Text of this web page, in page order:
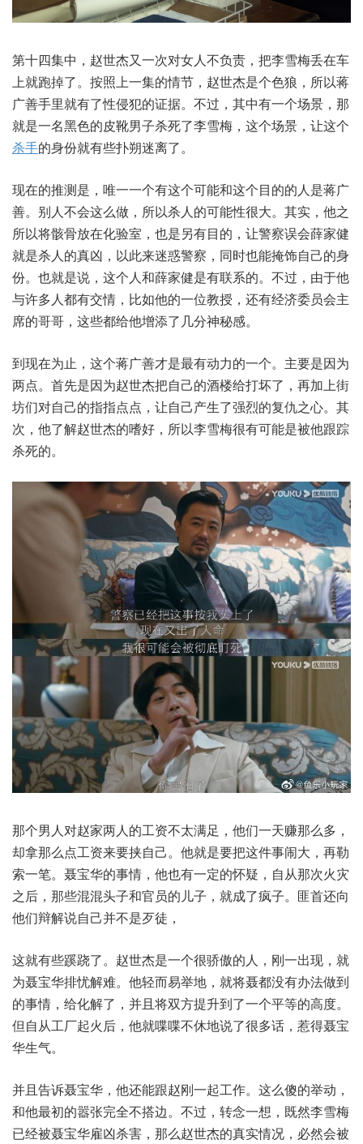
第十四集中，赵世杰又一次对女人不负责，把李雪梅丢在车
上就跑掉了。按照上一集的情节，赵世杰是个色狼，所以蒋
广善手里就有了性侵犯的证据。不过，其中有一个场景，那
就是一名黑色的皮靴男子杀死了李雪梅，这个场景，让这个
杀手的身份就有些扑朔迷离了。
现在的推测是，唯一一个有这个可能和这个目的的人是蒋广
善。别人不会这么做，所以杀人的可能性很大。其实，他之
所以将骸骨放在化验室，也是另有目的，让警察误会薛家健
就是杀人的真凶，以此来迷惑警察，同时也能掩饰自己的身
份。也就是说，这个人和薛家健是有联系的。不过，由于他
与许多人都有交情，比如他的一位教授，还有经济委员会主
席的哥哥，这些都给他增添了几分神秘感。
到现在为止，这个蒋广善才是最有动力的一个。主要是因为
两点。首先是因为赵世杰把自己的酒楼给打坏了，再加上街
坊们对自己的指指点点，让自己产生了强烈的复仇之心。其
次，他了解赵世杰的嗜好，所以李雪梅很有可能是被他跟踪
杀死的。
那个男人对赵家两人的工资不太满足，他们一天赚那么多，
却拿那么点工资来要挟自己。他就是要把这件事闹大，再勒
索一笔。聂宝华的事情，他也有一定的怀疑，自从那次火灾
之后，那些混混头子和官员的儿子，就成了疯子。匪首还向
他们辩解说自己并不是歹徒，
这就有些蹊跷了。赵世杰是一个很骄傲的人，刚一出现，就
为聂宝华排忧解难。他轻而易举地，就将聂都没有办法做到
的事情，给化解了，并且将双方提升到了一个平等的高度。
但自从工厂起火后，他就喋喋不休地说了很多话，惹得聂宝
华生气。
并且告诉聂宝华，他还能跟赵刚一起工作。这么傻的举动，
和他最初的嚣张完全不搭边。不过，转念一想，既然李雪梅
已经被聂宝华雇凶杀害，那么赵世杰的真实情况，必然会被